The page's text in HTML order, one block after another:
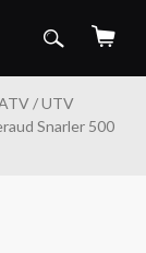
/ UTV
Snarler 500